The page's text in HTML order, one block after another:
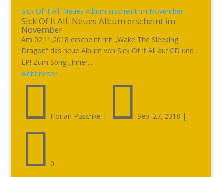
Sick Of It All: Neues Album erscheint im November
Sick Of It All: Neues Album erscheint im
November
Am 02.11.2018 erscheint mit „Wake The Sleeping
Dragon“ das neue Album von Sick Of It All auf CD und
LP! Zum Song „Inner...
weiterlesen
 Florian Puschke |  Sep. 27, 2018 |
 0